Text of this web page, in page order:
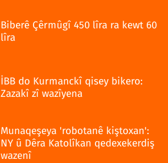
Biberê Çêrmûgî 450 lîra ra kewt 60
lîra
İBB do Kurmanckî qisey bikero:
Zazakî zî wazîyena
Munaqeşeya 'robotanê kiştoxan':
NY û Dêra Katolîkan qedexekerdiş
wazenî